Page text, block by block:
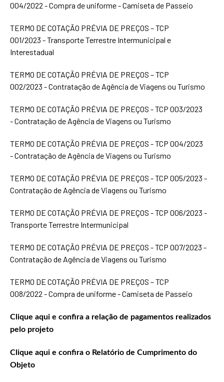
004/2022 - Compra de uniforme - Camiseta de Passeio
TERMO DE COTAÇÃO PRÉVIA DE PREÇOS – TCP
001/2023 - Transporte Terrestre Intermunicipal e
Interestadual
TERMO DE COTAÇÃO PRÉVIA DE PREÇOS – TCP
002/2023 - Contratação de Agência de Viagens ou Turismo
TERMO DE COTAÇÃO PRÉVIA DE PREÇOS - TCP 003/2023
- Contratação de Agência de Viagens ou Turismo
TERMO DE COTAÇÃO PRÉVIA DE PREÇOS - TCP 004/2023
- Contratação de Agência de Viagens ou Turismo
TERMO DE COTAÇÃO PRÉVIA DE PREÇOS - TCP 005/2023 -
Contratação de Agência de Viagens ou Turismo
TERMO DE COTAÇÃO PRÉVIA DE PREÇOS - TCP 006/2023 -
Transporte Terrestre Intermunicipal
TERMO DE COTAÇÃO PRÉVIA DE PREÇOS - TCP 007/2023 -
Contratação de Agência de Viagens ou Turismo
TERMO DE COTAÇÃO PRÉVIA DE PREÇOS – TCP
008/2022 - Compra de uniforme - Camiseta de Passeio
Clique aqui e confira a relação de pagamentos realizados
pelo projeto
Clique aqui e confira o Relatório de Cumprimento do
Objeto